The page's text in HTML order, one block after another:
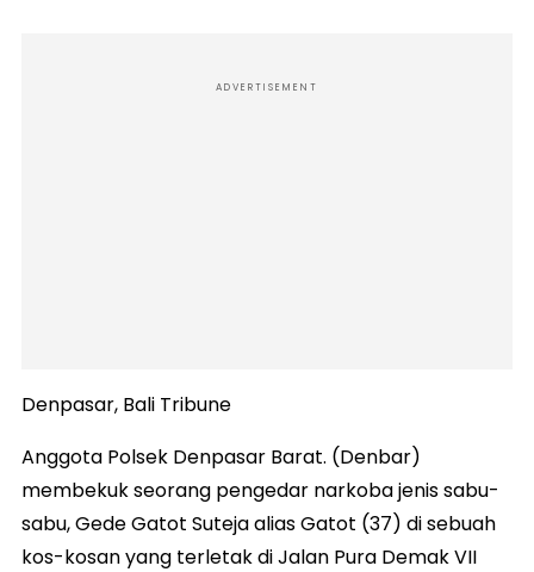
ADVERTISEMENT
Denpasar, Bali Tribune
Anggota Polsek Denpasar Barat. (Denbar)
membekuk seorang pengedar narkoba jenis sabu-
sabu, Gede Gatot Suteja alias Gatot (37) di sebuah
kos-kosan yang terletak di Jalan Pura Demak VII